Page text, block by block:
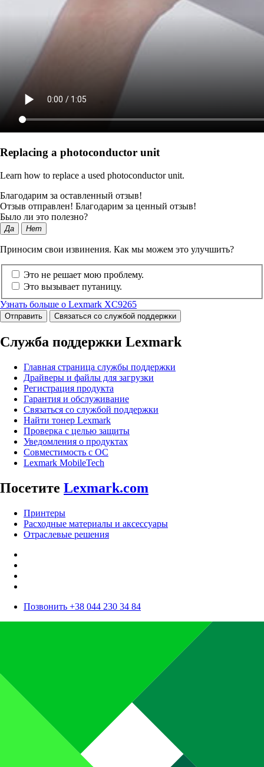
Replacing a photoconductor unit
Learn how to replace a used photoconductor unit.
Благодарим за оставленный отзыв!
Отзыв отправлен! Благодарим за ценный отзыв!
Было ли это полезно?
Да Нет
Приносим свои извинения. Как мы можем это улучшить?
Это не решает мою проблему.
Это вызывает путаницу.
Узнать больше о Lexmark XC9265
Отправить Связаться со службой поддержки
Служба поддержки Lexmark
Главная страница службы поддержки
Драйверы и файлы для загрузки
Регистрация продукта
Гарантия и обслуживание
Связаться со службой поддержки
Найти тонер Lexmark
Проверка с целью защиты
Уведомления о продуктах
Совместимость с ОС
Lexmark MobileTech
Посетите Lexmark.com
Принтеры
Расходные материалы и аксессуары
Отраслевые решения
Позвонить +38 044 230 34 84